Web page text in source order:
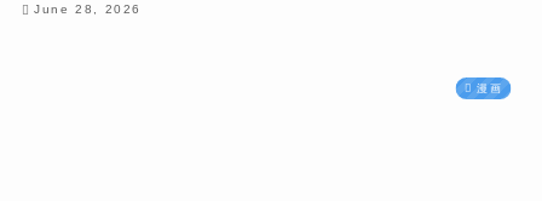
June 28, 2026
漫画